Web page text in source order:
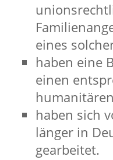
eines
haben eine
einen
haben sich
länger in
gearbeitet.